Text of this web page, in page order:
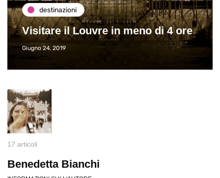
destinazioni
Visitare il Louvre in meno di 4 ore
Giugno 24, 2019
17 articoli
Benedetta Bianchi